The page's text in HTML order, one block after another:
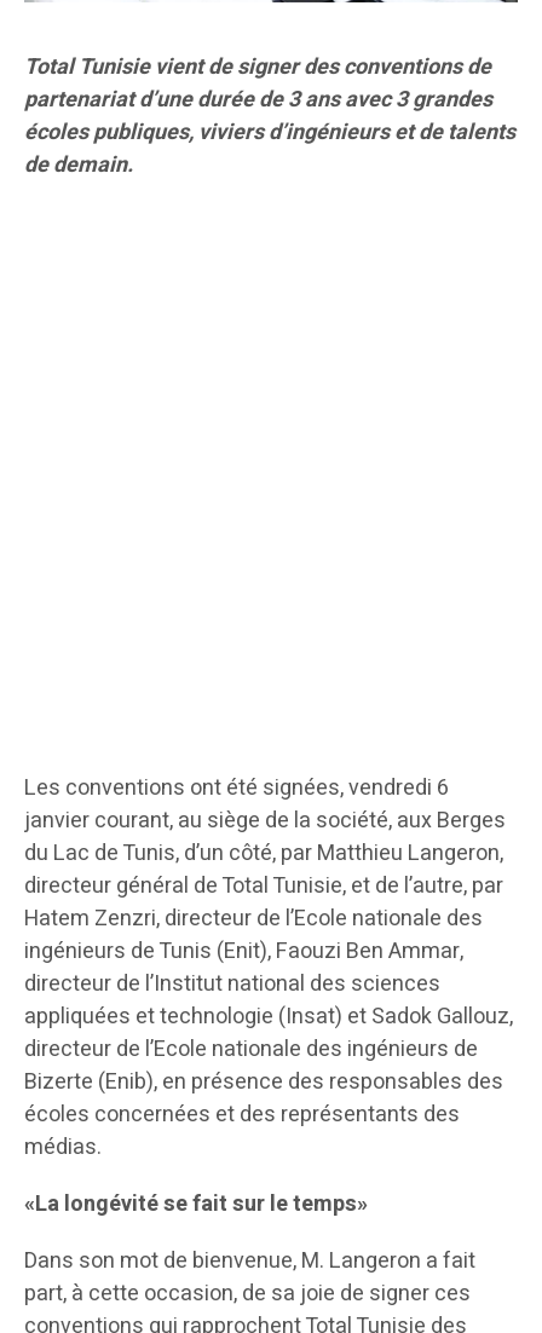
Total Tunisie vient de signer des conventions de
partenariat d’une durée de 3 ans avec 3 grandes
écoles publiques, viviers d’ingénieurs et de talents
de demain.
Les conventions ont été signées, vendredi 6
janvier courant, au siège de la société, aux Berges
du Lac de Tunis, d’un côté, par Matthieu Langeron,
directeur général de Total Tunisie, et de l’autre, par
Hatem Zenzri, directeur de l’Ecole nationale des
ingénieurs de Tunis (Enit), Faouzi Ben Ammar,
directeur de l’Institut national des sciences
appliquées et technologie (Insat) et Sadok Gallouz,
directeur de l’Ecole nationale des ingénieurs de
Bizerte (Enib), en présence des responsables des
écoles concernées et des représentants des
médias.
«La longévité se fait sur le temps»
Dans son mot de bienvenue, M. Langeron a fait
part, à cette occasion, de sa joie de signer ces